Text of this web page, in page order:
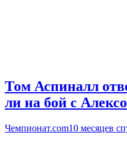
Том Аспиналл
ли на бой с
Чемпионат.com10 месяцев